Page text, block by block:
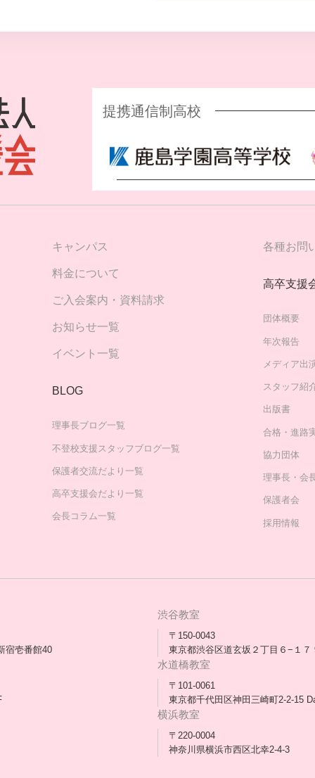
提携通信制高校
キャンパス
料金について
ご入会案内・資料請求
お知らせ一覧
イベント一覧
BLOG
理事長ブログ一覧
不登校支援スタッフブログ一覧
保護者交流だより一覧
高卒支援会だより一覧
会長コラム一覧
各種お問
高卒支援
団体概要
年次報告
メディア出
スタッフ紹
出版書
合格・進路
協力団体
理事長・会
保護者会
採用情報
宿壱番館40
渋谷教室
〒150-0043
東京都渋谷区道玄坂２丁目６−１７
水道橋教室
〒101-0061
東京都千代田区神田三崎町2-2-15
横浜教室
〒220-0004
神奈川県横浜市西区北幸2-4-3